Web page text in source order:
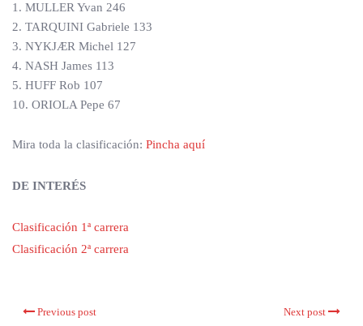
1. MULLER Yvan 246
2. TARQUINI Gabriele 133
3. NYKJÆR Michel 127
4. NASH James 113
5. HUFF Rob 107
10. ORIOLA Pepe 67
Mira toda la clasificación: Pincha aquí
DE INTERÉS
Clasificación 1ª carrera
Clasificación 2ª carrera
Previous post Next post